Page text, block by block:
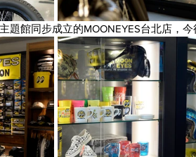
題館同步成立的MOONEYES台北店，